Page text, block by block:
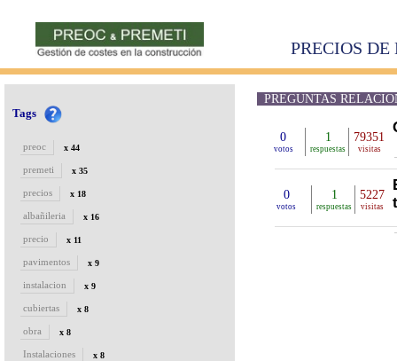
PRECIOS
Tags
preoc x 44
premeti x 35
precios x 18
albañileria x 16
precio x 11
pavimentos x 9
instalacion x 9
cubiertas x 8
obra x 8
Instalaciones x 8
PREGUNTAS
0
votos
1
respuestas
79351
visitas
0
votos
1
respuestas
5227
visitas